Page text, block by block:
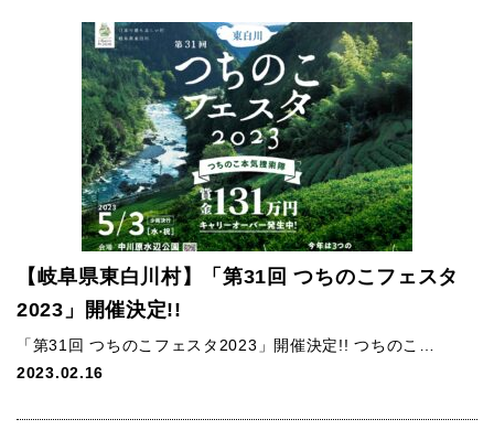
【岐阜県東白川村】「第31回 つちのこフェスタ
2023」開催決定!!
「第31回 つちのこフェスタ2023」開催決定!! つちのこ…
2023.02.16